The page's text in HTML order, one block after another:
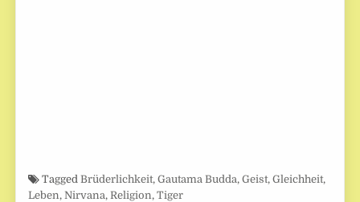
Tagged Brüderlichkeit,Gautama Budda,Geist,Gleichheit,
Leben, Nirvana, Religion,Tiger